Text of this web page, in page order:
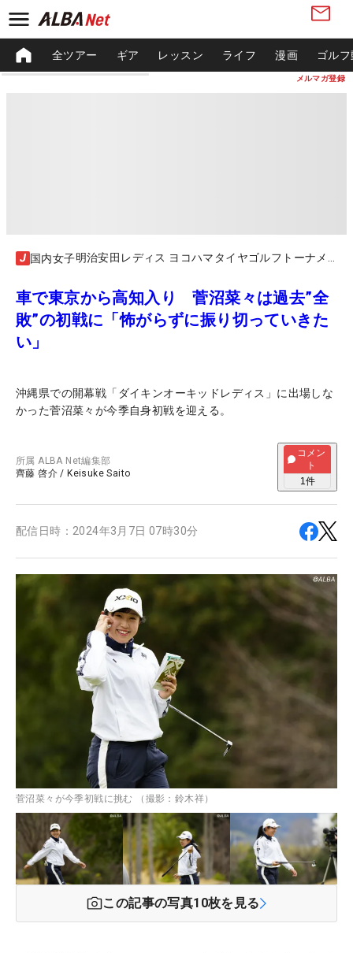
メルマガ登録
全ツアー ギア レッスン ライフ 漫画 ゴル
国内女子
車で東京から高知入り 菅沼菜々は過去”全
敗”の初戦に「怖がらずに振り切っていきた
い」
沖縄県での開幕戦「ダイキンオーキッドレディス」に出場しな
かった菅沼菜々が今季自身初戦を迎える。
所属ALBA Net編集部
齊藤 啓介 / Keisuke Saito
コメン
ト
1件
配信日時： 2024年3月7日 07時30分
菅沼菜々が今季初戦に挑む （撮影：鈴木祥）
この記事の写真10枚を見る